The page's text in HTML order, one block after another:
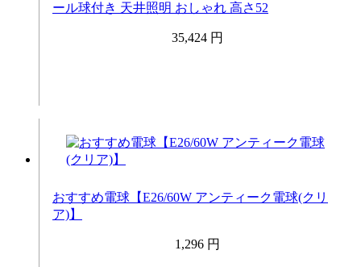
ール球付き 天井照明 おしゃれ 高さ52
35,424 円
おすすめ電球【E26/60W アンティーク電球(クリ
ア)】
1,296 円